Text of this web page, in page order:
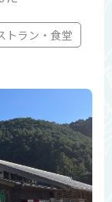
トラン・食堂